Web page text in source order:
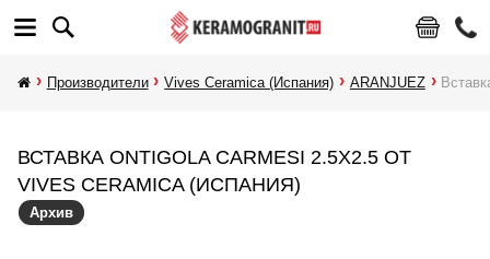
Производители Vives Ceramica (Испания) ARANJUEZ
ВСТАВКА ONTIGOLA CARMESI 2.5X2.5 ОТ
VIVES CERAMICA (ИСПАНИЯ)
Архив